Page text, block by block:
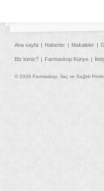
Ana sayfa Haberler Makaleler
Biz kimiz? Farmaskop Künye
© 2026 Farmaskop, İlaç ve Sağlık